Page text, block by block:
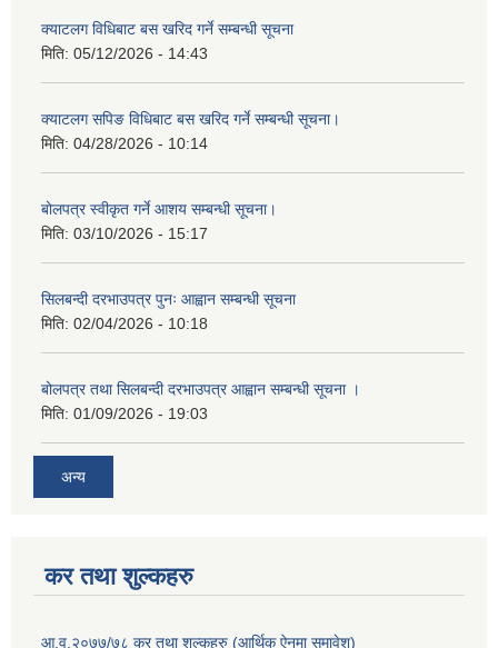
क्याटलग विधिबाट बस खरिद गर्ने सम्बन्धी सूचना
मिति: 05/12/2026 - 14:43
क्याटलग सपिङ विधिबाट बस खरिद गर्ने सम्बन्धी सूचना।
मिति: 04/28/2026 - 10:14
बोलपत्र स्वीकृत गर्ने आशय सम्बन्धी सूचना।
मिति: 03/10/2026 - 15:17
सिलबन्दी दरभाउपत्र पुनः आह्वान सम्बन्धी सूचना
मिति: 02/04/2026 - 10:18
बोलपत्र तथा सिलबन्दी दरभाउपत्र आह्वान सम्बन्धी सूचना ।
मिति: 01/09/2026 - 19:03
अन्य
कर तथा शुल्कहरु
आ.व.२०७७/७८ कर तथा शुल्कहरु (आर्थिक ऐनमा समावेश)